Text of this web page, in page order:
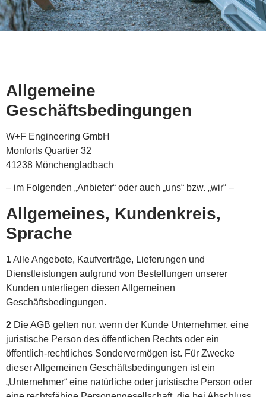
Allgemeine
Geschäftsbedingungen
W+F Engineering GmbH
Monforts Quartier 32
41238 Mönchengladbach
– im Folgenden „Anbieter“ oder auch „uns“ bzw. „wir“ –
Allgemeines, Kundenkreis,
Sprache
1Alle Angebote, Kaufverträge, Lieferungen und
Dienstleistungen aufgrund von Bestellungen unserer
Kunden unterliegen diesen Allgemeinen
Geschäftsbedingungen.
2 Die AGB gelten nur, wenn der Kunde Unternehmer, eine
juristische Person des öffentlichen Rechts oder ein
öffentlich-rechtliches Sondervermögen ist. Für Zwecke
dieser Allgemeinen Geschäftsbedingungen ist ein
„Unternehmer“ eine natürliche oder juristische Person oder